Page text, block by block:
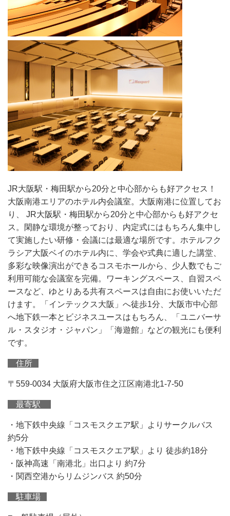
JR大阪駅・梅田駅から20分と中心部からも好アクセス！
大阪南港エリアのホテル内会議室。大阪南港に位置してお
り、 JR大阪駅・梅田駅から20分と中心部からも好アクセ
ス。閑静な環境が整っており、内定式にはもちろん集中し
て実施したい研修・会議には最適な場所です。ホテルフク
ラシア大阪ベイのホテル内に、学会や式典に適した講堂、
多彩な映像演出ができるコスモホールから、少人数でもご
利用可能な会議室を完備。ワーキングスペース、自習スペ
ースなど、ゆとりある共有スペースは自由にお使いいただ
けます。「インテックス大阪」へ徒歩1分、大阪市中心部
へ地下鉄一本とビジネスユースはもちろん、「ユニバーサ
ル・スタジオ・ジャパン」「海遊館」などの観光にも便利
です。
住所
〒559-0034 大阪府大阪市住之江区南港北1-7-50
最寄駅
・地下鉄中央線「コスモスクエア駅」よりサークルバス
約5分
・地下鉄中央線「コスモスクエア駅」より 徒歩約18分
・阪神高速「南港北」出口より 約7分
・関西空港からリムジンバス 約50分
駐車場